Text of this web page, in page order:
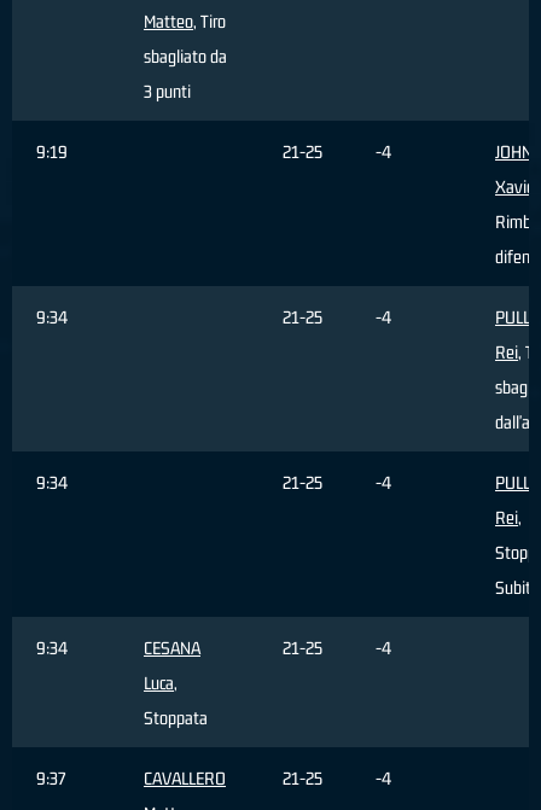
Matteo, Tiro
sbagliato da
3 punti
9:19 21-25 -4
Xavier
9:34 21-25 -4
Rei,
9:34 21-25 -4
Rei,
Subita
9:34
CESANA
Luca,
Stoppata
21-25 -4
9:37
CAVALLERO
21-25 -4